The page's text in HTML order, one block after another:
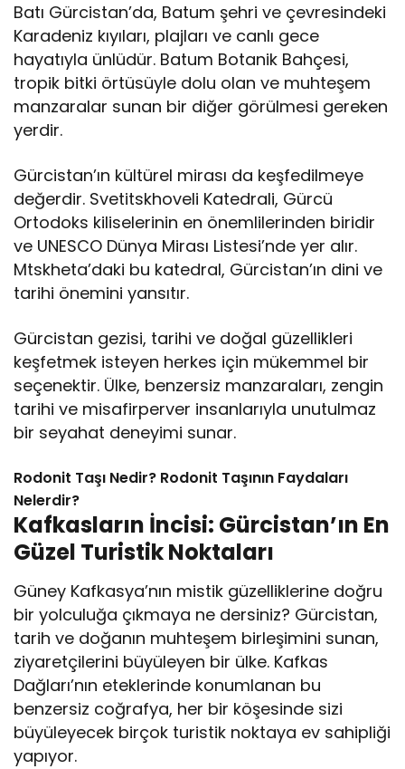
Batı Gürcistan’da, Batum şehri ve çevresindeki
Karadeniz kıyıları, plajları ve canlı gece
hayatıyla ünlüdür. Batum Botanik Bahçesi,
tropik bitki örtüsüyle dolu olan ve muhteşem
manzaralar sunan bir diğer görülmesi gereken
yerdir.
Gürcistan’ın kültürel mirası da keşfedilmeye
değerdir. Svetitskhoveli Katedrali, Gürcü
Ortodoks kiliselerinin en önemlilerinden biridir
ve UNESCO Dünya Mirası Listesi’nde yer alır.
Mtskheta’daki bu katedral, Gürcistan’ın dini ve
tarihi önemini yansıtır.
Gürcistan gezisi, tarihi ve doğal güzellikleri
keşfetmek isteyen herkes için mükemmel bir
seçenektir. Ülke, benzersiz manzaraları, zengin
tarihi ve misafirperver insanlarıyla unutulmaz
bir seyahat deneyimi sunar.
Rodonit Taşı Nedir? Rodonit Taşının Faydaları
Nelerdir?
Kafkasların İncisi: Gürcistan’ın En
Güzel Turistik Noktaları
Güney Kafkasya’nın mistik güzelliklerine doğru
bir yolculuğa çıkmaya ne dersiniz? Gürcistan,
tarih ve doğanın muhteşem birleşimini sunan,
ziyaretçilerini büyüleyen bir ülke. Kafkas
Dağları’nın eteklerinde konumlanan bu
benzersiz coğrafya, her bir köşesinde sizi
büyüleyecek birçok turistik noktaya ev sahipliği
yapıyor.